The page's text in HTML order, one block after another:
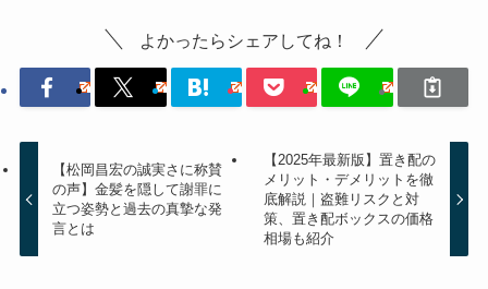
よかったらシェアしてね！
【松岡昌宏の誠実さに称賛
の声】金髪を隠して謝罪に
立つ姿勢と過去の真摯な発
言とは
【2025年最新版】置き配の
メリット・デメリットを徹
底解説｜盗難リスクと対
策、置き配ボックスの価格
相場も紹介